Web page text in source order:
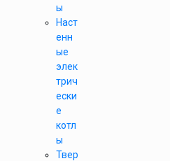
ы
Наст
енн
ые
элек
трич
ески
е
котл
ы
Твер